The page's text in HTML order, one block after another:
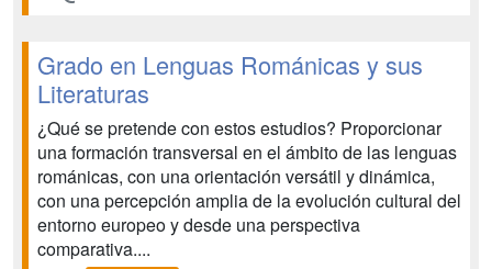
Grado en Lenguas Románicas y sus
Literaturas
¿Qué se pretende con estos estudios? Proporcionar
una formación transversal en el ámbito de las lenguas
románicas, con una orientación versátil y dinámica,
con una percepción amplia de la evolución cultural del
entorno europeo y desde una perspectiva
comparativa....